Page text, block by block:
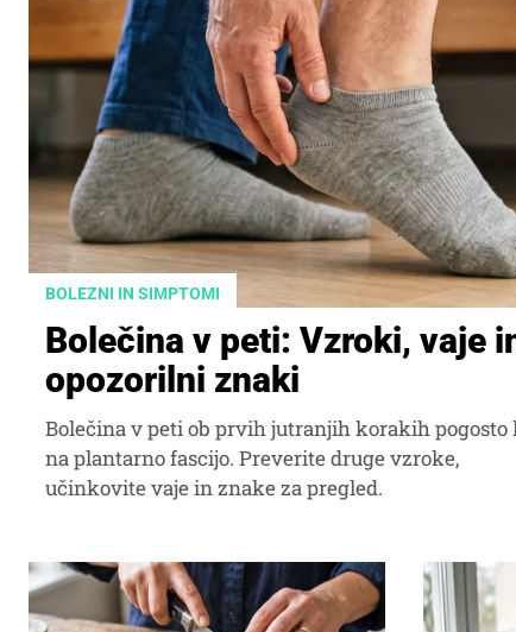
BOLEZNI IN SIMPTOMI
Bolečina v peti: Vzroki, vaje
opozorilni znaki
Bolečina v peti ob prvih jutranjih korakih pogosto
na plantarno fascijo. Preverite druge vzroke,
učinkovite vaje in znake za pregled.